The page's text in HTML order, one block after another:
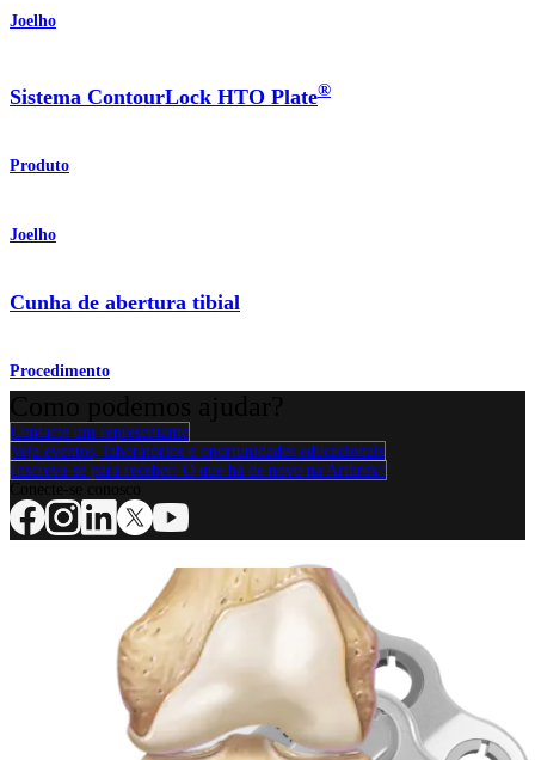
Joelho
Sistema ContourLock HTO Plate®
Produto
Joelho
Cunha de abertura tibial
Procedimento
Contacte um representante
Veja eventos, laboratórios e oportunidades educacionais
Inscreva-se para receber: O que há de novo na Arthrex?
Cotovelo Mão e punho
QuadrilOrtobiológicos Cirurgia cardiotorácica Coluna vertebral